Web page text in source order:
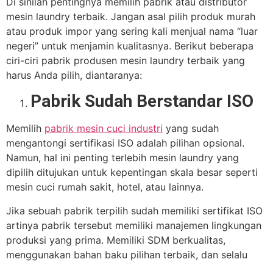
mesin laundry terbaik. Jangan asal pilih produk murah
atau produk impor yang sering kali menjual nama “luar
negeri” untuk menjamin kualitasnya. Berikut beberapa
ciri-ciri pabrik produsen mesin laundry terbaik yang
harus Anda pilih, diantaranya:
Pabrik Sudah Berstandar ISO
Memilih pabrik mesin cuci industri yang sudah
mengantongi sertifikasi ISO adalah pilihan opsional.
Namun, hal ini penting terlebih mesin laundry yang
dipilih ditujukan untuk kepentingan skala besar seperti
mesin cuci rumah sakit, hotel, atau lainnya.
Jika sebuah pabrik terpilih sudah memiliki sertifikat ISO
artinya pabrik tersebut memiliki manajemen lingkungan
produksi yang prima. Memiliki SDM berkualitas,
menggunakan bahan baku pilihan terbaik, dan selalu